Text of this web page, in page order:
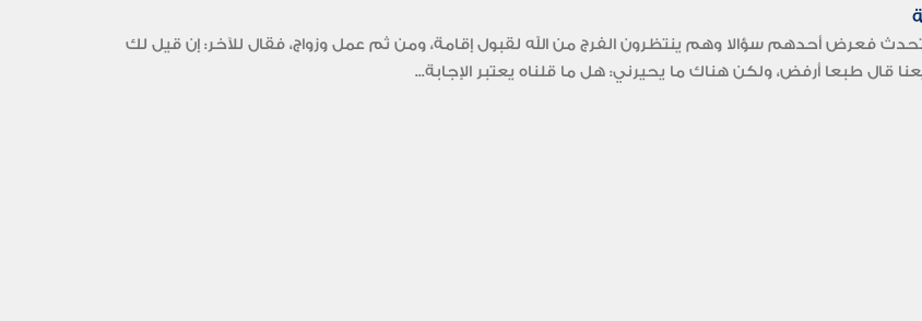
فعرض أحدهم سؤالا وهم ينتظرون الفرج من الله لقبول إقامة، ومن ثم عمل وزواج، فقال للآخر: إن قيل لك
قال طبعا أرفض، ولكن هناك ما يحيرني: هل ما قلناه يعتبر الإجابة...